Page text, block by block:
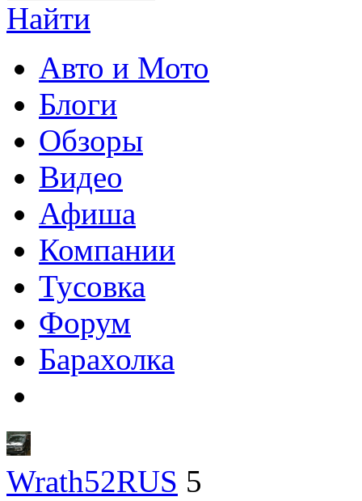
Найти
Авто и Мото
Блоги
Обзоры
Видео
Афиша
Компании
Тусовка
Форум
Барахолка
Wrath52RUS 5